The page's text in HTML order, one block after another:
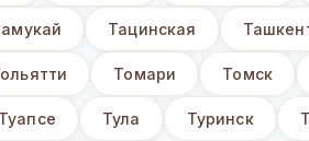
Тацинская
Томари Томск
Туапсе Тула Туринск